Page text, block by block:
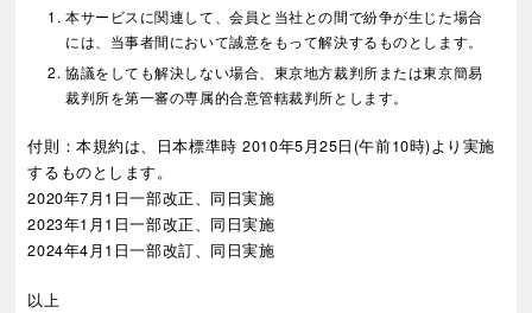
本サービスに関連して、会員と当社との間で紛争が生じた場合
には、当事者間において誠意をもって解決するものとします。
協議をしても解決しない場合、東京地方裁判所または東京簡易
裁判所を第一審の専属的合意管轄裁判所とします。
付則：本規約は、日本標準時 2010年5月25日(午前10時)より実施
するものとします。
2020年7月1日一部改正、同日実施
2023年1月1日一部改正、同日実施
2024年4月1日一部改訂、同日実施
以上